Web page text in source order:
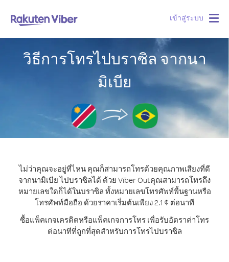
เข้าสู่ระบบ
วิธีการโทรไปบราซิล จากนา
มิเบีย
ไม่ว่าคุณจะอยู่ที่ไหน คุณก็สามารถโทรด้วยคุณภาพเสียงที่ดี
จากนามิเบีย ไปบราซิลได้ ด้วย Viber Outคุณสามารถโทรถึง
หมายเลขใดก็ได้ในบราซิล ทั้งหมายเลขโทรศัพท์พื้นฐานหรือ
โทรศัพท์มือถือ ด้วยราคาเริ่มต้นเพียง 2.1 ¢ ต่อนาที
ซื้อแพ็คเกจเครดิตหรือแพ็คเกจการโทร เพื่อรับอัตราค่าโทร
ต่อนาทีที่ถูกที่สุดสำหรับการโทรไปบราซิล